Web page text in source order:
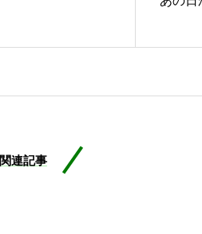
関連記事